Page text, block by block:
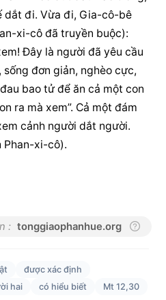
dắt đi. Vừa đi, Gia-cô-bê
xi-cô đã truyền buộc):
Đây là người đã yêu cầu
sống đơn giản, nghèo cực,
bao tử để ăn cả một con
ra mà xem”. Cả một đám
cảnh người dắt người.
Phan-xi-cô).
: tonggiaophanhue.org
được xác định
hai có hiểu biết
Mt 12,30